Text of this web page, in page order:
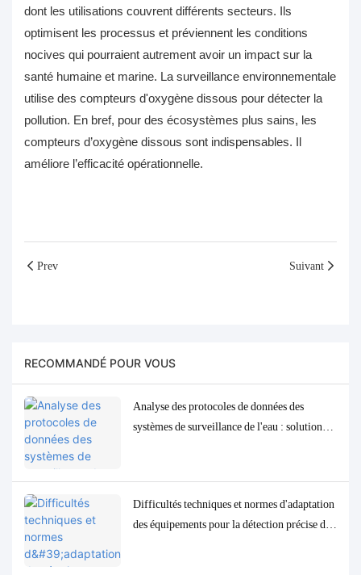
dont les utilisations couvrent différents secteurs. Ils
optimisent les processus et préviennent les conditions
nocives qui pourraient autrement avoir un impact sur la
santé humaine et marine. La surveillance environnementale
utilise des compteurs d'oxygène dissous pour détecter la
pollution. En bref, pour des écosystèmes plus sains, les
compteurs d’oxygène dissous sont indispensables. Il
améliore l’efficacité opérationnelle.
Prev Suivant
RECOMMANDÉ POUR VOUS
Analyse des protocoles de données des
systèmes de surveillance de l'eau : solutions
Difficultés techniques et normes d'adaptation
des équipements pour la détection précise des